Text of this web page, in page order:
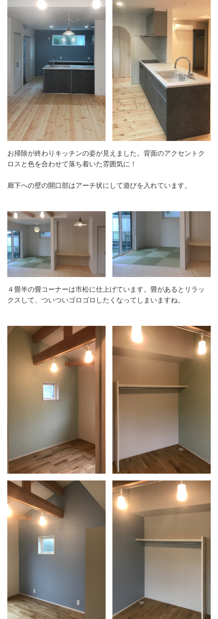
お掃除が終わりキッチンの姿が見えました。背面のアクセントク
ロスと色を合わせて落ち着いた雰囲気に！
廊下への壁の開口部はアーチ状にして遊びを入れています。
４畳半の畳コーナーは市松に仕上げています。畳があるとリラッ
クスして、ついついゴロゴロしたくなってしまいますね。